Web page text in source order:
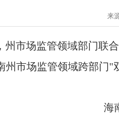
来
州市场监管领域部门联
州市场监管领域跨部门
海